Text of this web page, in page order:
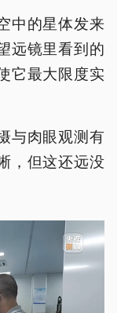
中的星体发来
远镜里看到的
它最大限度实
与肉眼观测有
，但这还远没